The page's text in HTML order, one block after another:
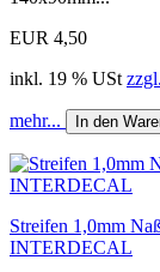
EUR 4,50
inkl. 19 % USt
mehr... In den
Streifen 1,0mm
INTERDECAL